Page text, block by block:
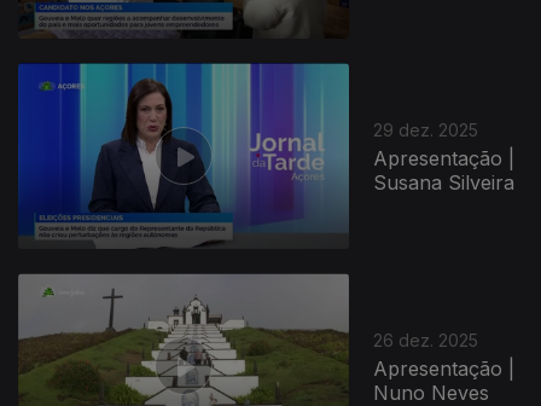
29 dez. 2025
Apresentação |
Susana Silveira
26 dez. 2025
Apresentação |
Nuno Neves